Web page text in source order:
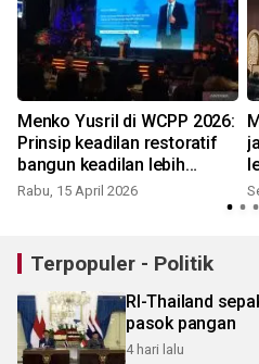
Menko Yusril di WCPP 2026:
Prinsip keadilan restoratif
bangun keadilan lebih
cerdas
Rabu, 15 April 2026
Terpopuler - Politik
RI-Thailand
pasok pangan
4 hari lalu